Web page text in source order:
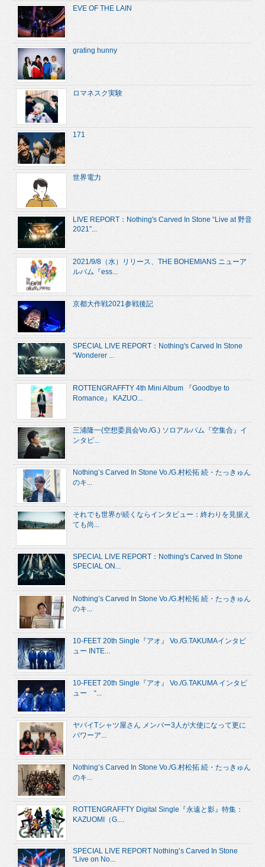
EVE OF THE LAIN
grating hunny
ロマネスク実験
171
世界電力
LIVE REPORT：Nothing's Carved In Stone “Live at 野音
2021”...
2021/9/8（水）リリース、THE BOHEMIANS ニューア
ルバム『ess...
京都大作戦2021参戦後記
SPECIAL LIVE REPORT：Nothing's Carved In Stone
“Wonderer ...
ROTTENGRAFFTY 4th Mini Album 『Goodbye to
Romance』 KAZUO...
三浦隆一(空想委員会Vo./G.) ソロアルバム『空集合』イ
ンタビ...
Nothing’s Carved In Stone Vo./G.村松拓 続・たっきゅん
のキ...
それでも世界が続くならインタビュー：終わりを見据え
ても尚...
SPECIAL LIVE REPORT：Nothing's Carved In Stone
SPECIAL ON...
Nothing’s Carved In Stone Vo./G.村松拓 続・たっきゅん
のキ...
10-FEET 20th Single『アオ』 Vo./G.TAKUMAインタビ
ュー INTE...
10-FEET 20th Single『アオ』 Vo./G.TAKUMA インタビ
ュー “...
ヤバイTシャツ屋さん メンバー3人が大使になって更に
パワーア...
Nothing’s Carved In Stone Vo./G.村松拓 続・たっきゅん
のキ...
ROTTENGRAFFTY Digital Single『永遠と影』特集：
KAZUOMI（G....
SPECIAL LIVE REPORT Nothing’s Carved In Stone
“Live on No...